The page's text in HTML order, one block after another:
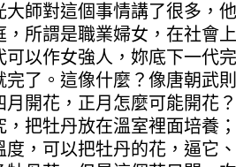
對這個事情講了很多，他
，所謂是職業婦女，在社會
可以作女強人，妳底下一代
完了。這像什麼？像唐朝武
月開花，正月怎麼可能開花
，把牡丹放在溫室裡面培養
度，可以把牡丹的花，逼它